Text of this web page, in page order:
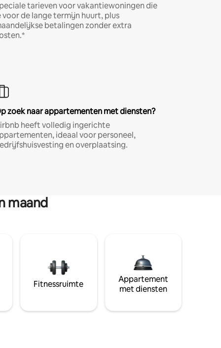
tarieven voor vakantiewoningen die
voor de lange termijn huurt, plus
betalingen zonder extra
zoek naar appartementen met diensten?
heeft volledig ingerichte
ideaal voor personeel,
en overplaatsing.
maand
Fitnessruimte
Appartement
met diensten